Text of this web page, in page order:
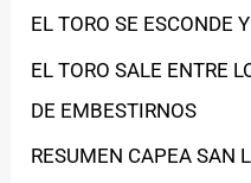
EL TORO SE ESCONDE
EL TORO SALE ENTRE
DE EMBESTIRNOS
RESUMEN CAPEA SAN